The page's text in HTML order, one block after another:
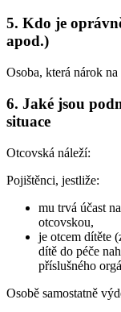
5. Kdo je
apod.)
Osoba, která nárok
6. Jaké jsou
situace
Otcovská náleží:
Pojištěnci, jestliže:
mu trvá účast
otcovskou,
je otcem dítěte
dítě do péče
příslušného
Osobě samostatně